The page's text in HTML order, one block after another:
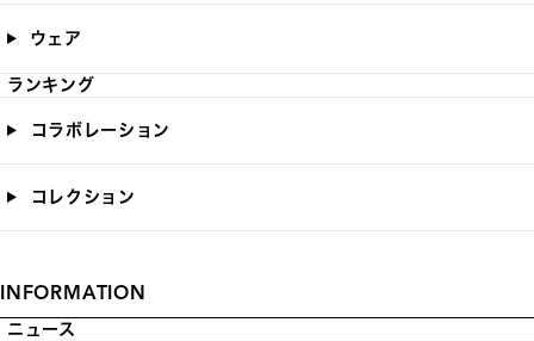
ウェア
ランキング
コラボレーション
コレクション
INFORMATION
ニュース